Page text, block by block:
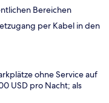
Bereichen
per Kabel in den
ohne Service auf
USD pro Nacht; als